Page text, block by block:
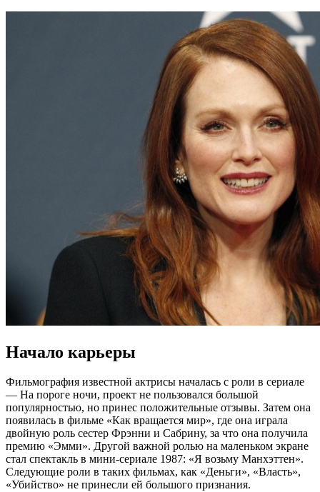
Начало карьеры
Фильмография известной актрисы началась с роли в сериале
— На пороге ночи, проект не пользовался большой
популярностью, но принес положительные отзывы. Затем она
появилась в фильме «Как вращается мир», где она играла
двойную роль сестер Фрэнни и Сабрину, за что она получила
премию «Эмми». Другой важной ролью на маленьком экране
стал спектакль в мини-сериале 1987: «Я возьму Манхэттен».
Следующие роли в таких фильмах, как «Деньги», «Власть»,
«Убийство» не принесли ей большого признания.